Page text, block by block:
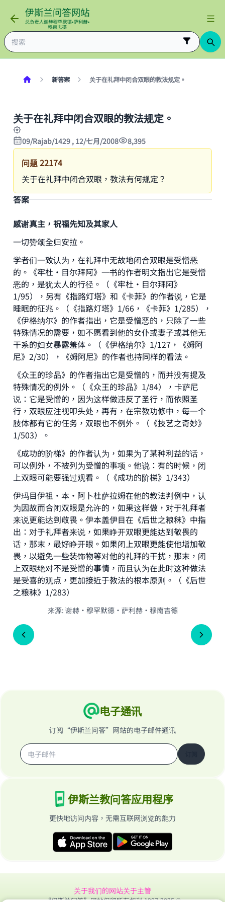
新答案 关于在礼拜中闭合双眼的教法规定。
关于在礼拜中闭合双眼的教法规定。
09/Rajab/1429 , 12/七月/2008 8,395
问题22174
关于在礼拜中闭合双眼，教法有何规定？
答案
感谢真主，祝福先知及其家人
一切赞颂全归安拉。
学者们一致认为，在礼拜中无故地闭合双眼是受憎恶
的。《牢杜·目尔拜阿》一书的作者明文指出它是受憎
恶的，是犹太人的行径。（《牢杜·目尔拜阿》
1/95），另有《指路灯塔》和《卡菲》的作者说，它是
睡眠的征兆。（《指路灯塔》1/66，《卡菲》1/285），
《伊格纳尔》的作者指出，它是受憎恶的，只除了一些
特殊情况的需要，如不愿看到他的女仆或妻子或其他无
干系的妇女暴露羞体。（《伊格纳尔》1/127，《姆阿
尼》2/30），《姆阿尼》的作者也持同样的看法。
《众王的珍品》的作者指出它是受憎的，而并没有提及
特殊情况的例外。（《众王的珍品》1/84），卡萨尼
说：它是受憎的，因为这样做违反了圣行，而依照圣
行，双眼应注视叩头处，再有，在宗教功修中，每一个
肢体都有它的任务，双眼也不例外。（《技艺之奇妙》
1/503）。
《成功的阶梯》的作者认为，如果为了某种利益的话，
可以例外，不被列为受憎的事项。他说：有的时候，闭
上双眼可能要强过观看。（《成功的阶梯》1/343）
伊玛目伊祖·本·阿卜杜萨拉姆在他的教法判例中，认
为因故而合闭双眼是允许的，如果这样做，对于礼拜者
来说更能达到敬畏。伊本盖伊目在《后世之粮秣》中指
出：对于礼拜者来说，如果睁开双眼更能达到敬畏的
话，那末，最好睁开眼。如果闭上双眼更能使他增加敬
畏，以避免一些装饰物等对他的礼拜的干扰，那末，闭
上双眼绝对不是受憎的事情，而且认为在此时这种做法
是受喜的观点，更加接近于教法的根本原则。（《后世
之粮秣》1/283）
来源: 谢赫·穆罕默德·萨利赫·穆南吉德
电子通讯
订阅“伊斯兰问答”网站的电子邮件通讯
伊斯兰教问答应用程序
更快地访问内容，无需互联网浏览的能力
关于我们的网站关于主管
“伊斯兰问答”网站保留所有权利 1997-2025 ©
Make an impact on millions of lives
with your contribution today
Your support is crucial for our mission.
The Prophet (ﷺ) said:
"A person who leads others to doing what is
good will earn the same reward as those who
do it."
(MUSLIM, 1893)
Support IslamQA